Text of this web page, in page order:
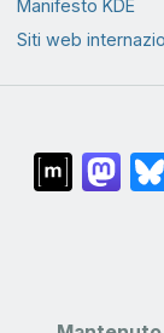
Manifesto KDE
Siti web